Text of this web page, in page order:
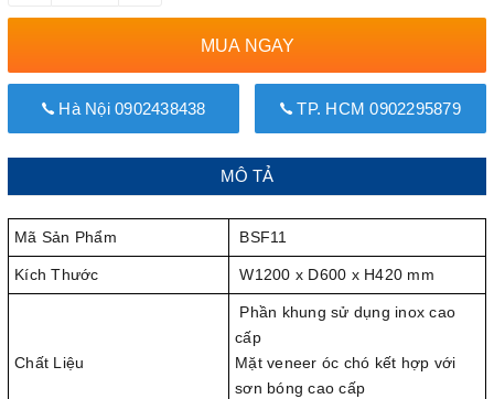
MUA NGAY
Hà Nội 0902438438 TP. HCM 0902295879
MÔ TẢ
Mã Sản Phẩm BSF11
Kích Thước W1200 x D600 x H420 mm
Chất Liệu
Phần khung sử dụng inox cao
cấp
Mặt veneer óc chó kết hợp với
sơn bóng cao cấp